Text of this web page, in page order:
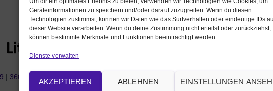
Geräteinformationen zu speichern und/oder darauf zuzugreifen. Wenn du diesen
Technologien zustimmst, können wir Daten wie das Surfverhalten oder eindeutige IDs
dieser Website verarbeiten. Wenn du deine Zustimmung nicht erteilst oder zurückziehst,
können bestimmte Merkmale und Funktionen beeinträchtigt werden.
Dienste verwalten
AKZEPTIEREN ABLEHNEN EINSTELLUNGEN
| 360 × 240